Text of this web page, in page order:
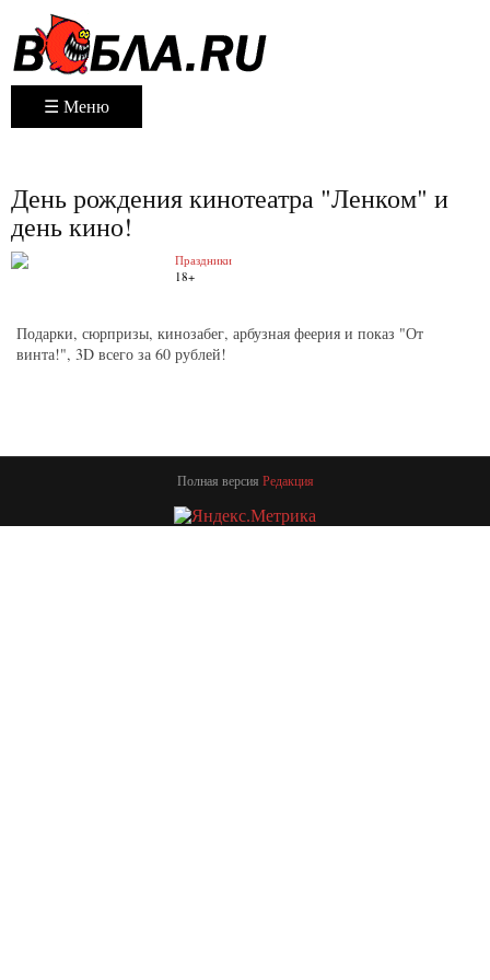
☰ Меню
День рождения кинотеатра "Ленком" и
день кино!
Праздники
18+
Подарки, сюрпризы, кинозабег, арбузная феерия и показ "От
винта!", 3D всего за 60 рублей!
Полная версия Редакция